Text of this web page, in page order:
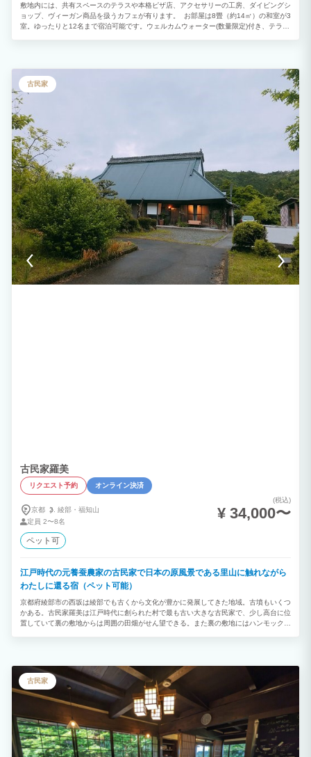
敷地内には、共有スペースのテラスや本格ピザ店、アクセサリーの工房、ダイビングシ
ョップ、ヴィーガン商品を扱うカフェが有ります。 お部屋は8畳（約14㎡）の和室が3
室。ゆったりと12名まで宿泊可能です。ウェルカムウォーター(数量限定)付き、テラス
富士山を望む絶景スポットも点在し、自然の美しさに包まれたひとときを楽しめます。
目の前にバス停があり、徒歩5分程でコンビニ、スーパー、100円shopなど、車がなく
ても快適に滞在できるロケーションです。 施設内にも自販機や冷凍庫自販機がござい
ます。 HELLOCYCLING設置店 好きな場所で借りて返せる電動アシスト自転車シェア
サイクリングサービス
古民家
古民家羅美
リクエスト予約 オンライン決済
京都 綾部・ 福知山
定員 2〜8名
(税込)
¥ 34,000〜
ペット可
江戸時代の元養蚕農家の古民家で日本の原風景である里山に触れながら
わたしに還る宿（ペット可能）
京都府綾部市の西坂は綾部でも古くから文化が豊かに発展してきた地域。古墳もいくつ
かある。古民家羅美は江戸時代に創られた村で最も古い大きな古民家で、少し高台に位
置していて裏の敷地からは周囲の田畑がせん望できる。また裏の敷地にはハンモックや
る。書棚には本があり読書もできる。ゲームもある。自炊する人のために冷蔵庫や調理
器具も整っている。玄関右側の部屋はその昔「庭座敷」といわれていたが、今はギャラ
リーに使うこともあり創作活動や遊び場としても使える。ペットが可能なのでペット好
きの方に喜ばれている。
古民家